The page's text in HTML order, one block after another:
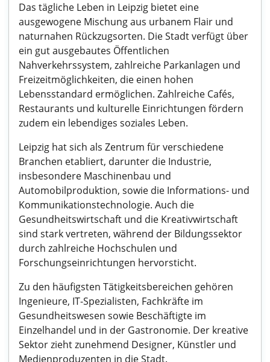
Das tägliche Leben in Leipzig bietet eine
ausgewogene Mischung aus urbanem Flair und
naturnahen Rückzugsorten. Die Stadt verfügt über
ein gut ausgebautes Öffentlichen
Nahverkehrssystem, zahlreiche Parkanlagen und
Freizeitmöglichkeiten, die einen hohen
Lebensstandard ermöglichen. Zahlreiche Cafés,
Restaurants und kulturelle Einrichtungen fördern
zudem ein lebendiges soziales Leben.
Leipzig hat sich als Zentrum für verschiedene
Branchen etabliert, darunter die Industrie,
insbesondere Maschinenbau und
Automobilproduktion, sowie die Informations- und
Kommunikationstechnologie. Auch die
Gesundheitswirtschaft und die Kreativwirtschaft
sind stark vertreten, während der Bildungssektor
durch zahlreiche Hochschulen und
Forschungseinrichtungen hervorsticht.
Zu den häufigsten Tätigkeitsbereichen gehören
Ingenieure, IT-Spezialisten, Fachkräfte im
Gesundheitswesen sowie Beschäftigte im
Einzelhandel und in der Gastronomie. Der kreative
Sektor zieht zunehmend Designer, Künstler und
Medienproduzenten in die Stadt.